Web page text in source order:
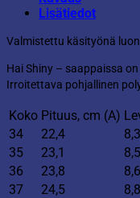
Lisätiedot
Valmistettu käsityönä
Hai Shiny – saappaissa
Irroitettava pohjallinen
Koko Pituus, cm (A)
34
22,4
35
23,1
36
23,8
37
24,5